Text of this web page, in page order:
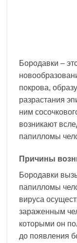
Бородавки –
покрова,
разрастания
ним
возникают
папилломы
Причины
Бородавки
папилломы
вируса
зараженным
которыми он
до появления